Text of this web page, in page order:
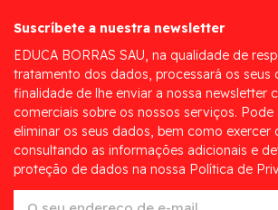
Suscríbete a nuestra newsletter
EDUCA BORRAS SAU, na qualidade de
tratamento dos dados, processará os seus
finalidade de lhe enviar a nossa newsletter
comerciais sobre os nossos serviços.
eliminar os seus dados, bem como exercer
consultando as informações adicionais e
proteção de dados na nossa Política de